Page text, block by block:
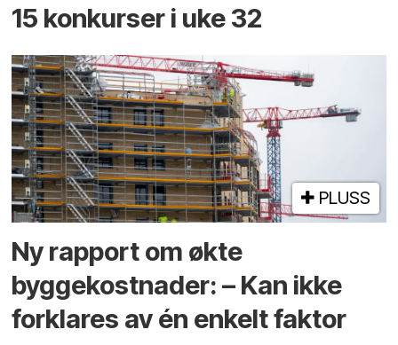
15 konkurser i uke 32
PLUSS
Ny rapport om økte
byggekostnader: – Kan ikke
forklares av én enkelt faktor